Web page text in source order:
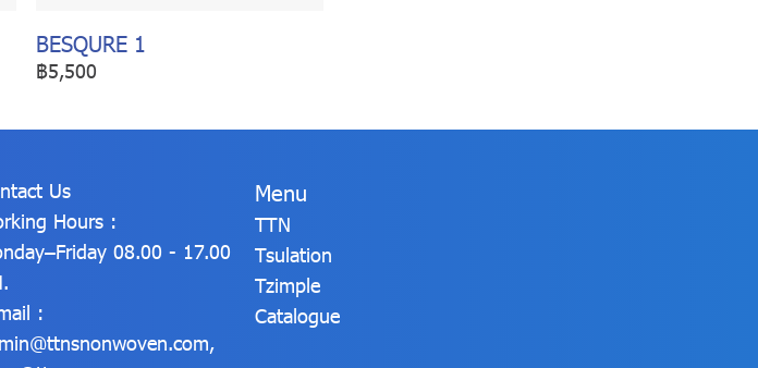
BESQURE 1
฿5,500
Us
Hours :
08.00 - 17.00
:
,
Menu
TTN
Tsulation
Tzimple
Catalogue